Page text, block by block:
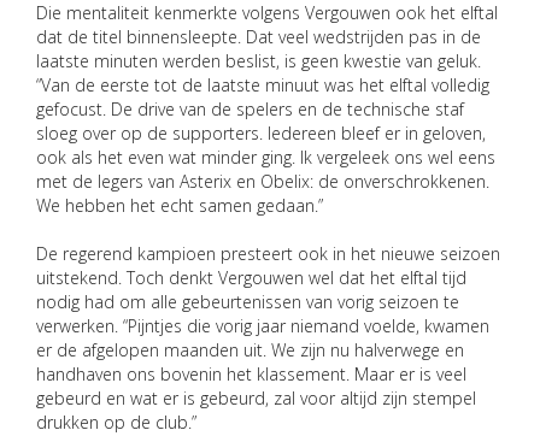
Die mentaliteit kenmerkte volgens Vergouwen ook het elftal
dat de titel binnensleepte. Dat veel wedstrijden pas in de
laatste minuten werden beslist, is geen kwestie van geluk.
“Van de eerste tot de laatste minuut was het elftal volledig
gefocust. De drive van de spelers en de technische staf
sloeg over op de supporters. Iedereen bleef er in geloven,
ook als het even wat minder ging. Ik vergeleek ons wel eens
met de legers van Asterix en Obelix: de onverschrokkenen.
We hebben het echt samen gedaan.”
De regerend kampioen presteert ook in het nieuwe seizoen
uitstekend. Toch denkt Vergouwen wel dat het elftal tijd
nodig had om alle gebeurtenissen van vorig seizoen te
verwerken. “Pijntjes die vorig jaar niemand voelde, kwamen
er de afgelopen maanden uit. We zijn nu halverwege en
handhaven ons bovenin het klassement. Maar er is veel
gebeurd en wat er is gebeurd, zal voor altijd zijn stempel
drukken op de club.”